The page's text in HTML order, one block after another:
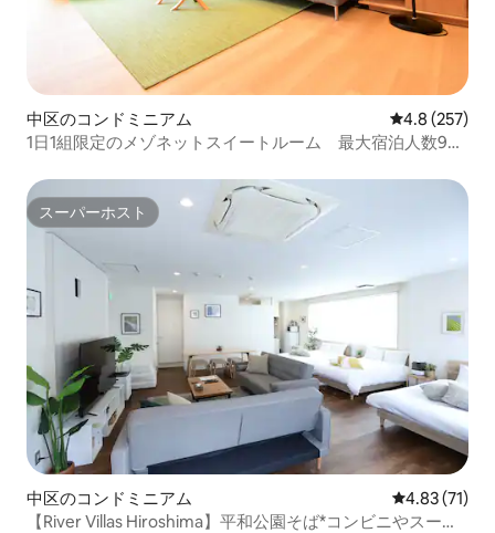
中区のコンドミニアム レビュー257
4.8 (257)
1日1組限定のメゾネットスイートルーム 最大宿泊人数9
スーパーホスト
スーパーホスト
中区のコンドミニアム レビュー71
4.83 (71)
【River Villas Hiroshima】平和公園そば*コンビニやスーパ